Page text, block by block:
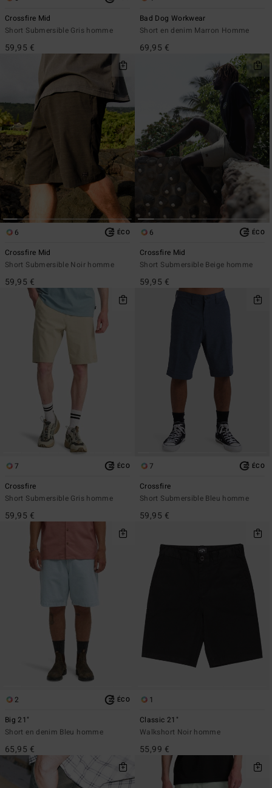
Crossfire Mid
Short Submersible Gris homme
59,95 €
Bad Dog Workwear
Short en denim Marron Homme
69,95 €
6 ÉCO
Crossfire Mid
Short Submersible Noir homme
59,95 €
6 ÉCO
Crossfire Mid
Short Submersible Beige homme
59,95 €
7 ÉCO
Crossfire
Short Submersible Gris homme
59,95 €
7 ÉCO
Crossfire
Short Submersible Bleu homme
59,95 €
2 ÉCO
Big 21"
Short en denim Bleu homme
65,95 €
1
Classic 21"
Walkshort Noir homme
55,99 €